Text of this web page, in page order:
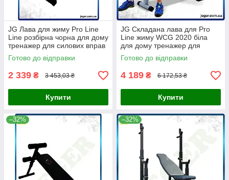
JG Лава для жиму Pro Line
Line розбірна чорна для дому
тренажер для силових вправ
фітнес сік Prime/X
Готово до відправки
2 339 ₴ 3 453,03 ₴
Купити
JG Складана лава для Pro
Line жиму WCG 2020 біла
для дому тренажер для
преса та брусів Prime/X
Готово до відправки
4 189 ₴ 6 172,53 ₴
Купити
–32% –32%